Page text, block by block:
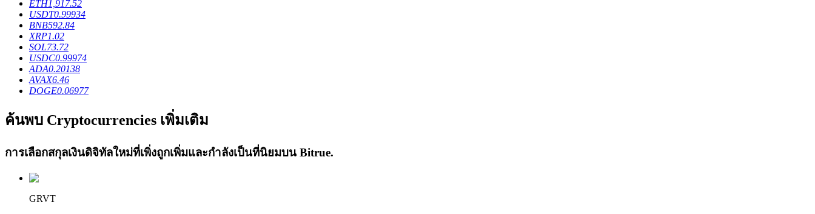
ETH1,917.52
USDT0.99934
BNB592.84
XRP1.02
SOL73.72
USDC0.99974
ADA0.20138
AVAX6.46
DOGE0.06977
ค้นพบ Cryptocurrencies เพิ่มเติม
การเลือกสกุลเงินดิจิทัลใหม่ที่เพิ่งถูกเพิ่มและกำลังเป็นที่นิยมบน Bitrue.
GRVT